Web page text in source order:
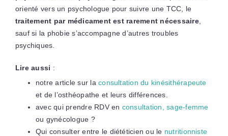
orienté vers un psychologue pour suivre une TCC, le
traitement par médicament est rarement nécessaire,
sauf si la phobie s’accompagne d’autres troubles
psychiques.
Lire aussi :
notre article sur laconsultation du kinésithérapeute
et de l’osthéopathe et leurs différences.
avec qui prendre RDV en consultation, sage-femme
ou gynécologue ?
Qui consulter entre le diététicien ou le nutritionniste